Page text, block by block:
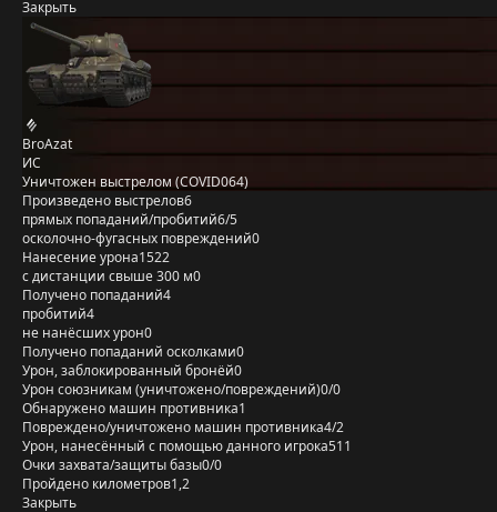
Закрыть
BroAzat
ИС
Уничтожен выстрелом (COVID064)
Произведено выстрелов6
прямых попаданий/пробитий6/5
осколочно-фугасных повреждений0
Нанесение урона1522
с дистанции свыше 300 м0
Получено попаданий4
пробитий4
не нанёсших урон0
Получено попаданий осколками0
Урон, заблокированный бронёй0
Урон союзникам (уничтожено/повреждений)0/0
Обнаружено машин противника1
Повреждено/уничтожено машин противника4/2
Урон, нанесённый с помощью данного игрока511
Очки захвата/защиты базы0/0
Пройдено километров1,2
Закрыть